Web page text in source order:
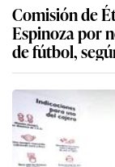
Comisión de
Espinoza por
de fútbol,